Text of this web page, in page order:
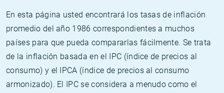
En esta página usted encontrará los tasas de inflación
promedio del año 1986 correspondientes a muchos
países para que pueda compararlas fácilmente. Se trata
de la inflación basada en el IPC (índice de precios al
consumo) y el IPCA (índice de precios al consumo
armonizado). El IPC se considera a menudo como el